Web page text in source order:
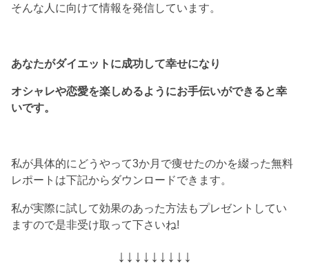
そんな人に向けて情報を発信しています。
あなたがダイエットに成功して幸せになり
オシャレや恋愛を楽しめるようにお手伝いができると幸
いです。
私が具体的にどうやって3か月で痩せたのかを綴った無料
レポートは下記からダウンロードできます。
私が実際に試して効果のあった方法もプレゼントしてい
ますので是非受け取って下さいね!
↓↓↓↓↓↓↓↓↓